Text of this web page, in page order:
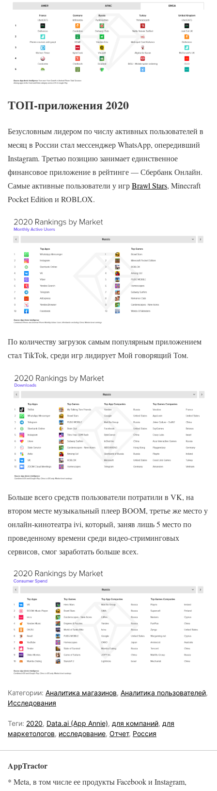
ТОП-приложения 2020
Безусловным лидером по числу активных пользователей в
месяц в России стал мессенджер WhatsApp, опередивший
Instagram. Третью позицию занимает единственное
финансовое приложение в рейтинге — Сбербанк Онлайн.
Самые активные пользователи у игрBrawl Stars, Minecraft
Pocket Edition и ROBLOX.
По количеству загрузок самым популярным приложением
стал TikTok, среди игр лидирует Мой говорящий Том.
Больше всего средств пользователи потратили в VK, на
втором месте музыкальный плеер BOOM, третье же место у
онлайн-кинотеатра ivi, который, заняв лишь 5 место по
проведенному времени среди видео-стриминговых
сервисов, смог заработать больше всех.
Категории: Аналитика магазинов, Аналитика пользователей,
Исследования
Теги: 2020, Data.ai (App Annie), для компаний, для
маркетологов, исследование, Отчет, Россия
AppTractor
* Meta, в том числе ее продукты Facebook и Instagram,